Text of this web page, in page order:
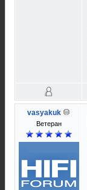
vasyakuk
Ветеран